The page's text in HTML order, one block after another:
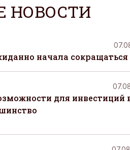
НОВОСТИ
начала сокращаться
для инвестиций